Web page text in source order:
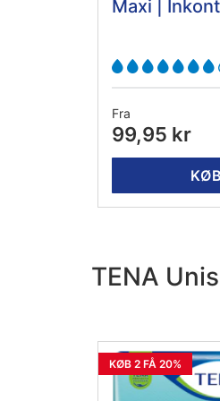
Maxi |
Fra
99,95 kr
TENA
KØB 2 FÅ 20%